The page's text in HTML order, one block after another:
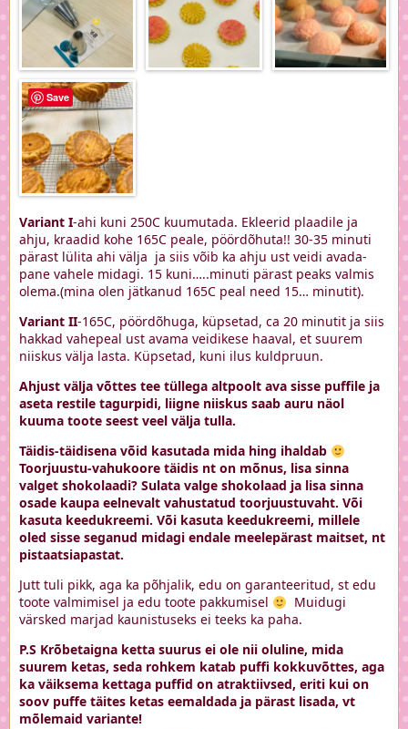
Variant I-ahi kuni 250C kuumutada. Ekleerid plaadile ja
ahju, kraadid kohe 165C peale, pöördõhuta!! 30-35 minuti
pärast lülita ahi välja ja siis võib ka ahju ust veidi avada-
pane vahele midagi. 15 kuni…..minuti pärast peaks valmis
olema.(mina olen jätkanud 165C peal need 15… minutit).
Variant II-165C, pöördõhuga, küpsetad, ca 20 minutit ja siis
hakkad vahepeal ust avama veidikese haaval, et suurem
niiskus välja lasta. Küpsetad, kuni ilus kuldpruun.
Ahjust välja võttes tee tüllega altpoolt ava sisse puffile ja
aseta restile tagurpidi, liigne niiskus saab auru näol
kuuma toote seest veel välja tulla.
Täidis-täidisena võid kasutada mida hing ihaldab
Toorjuustu-vahukoore täidis nt on mõnus, lisa sinna
valget shokolaadi? Sulata valge shokolaad ja lisa sinna
osade kaupa eelnevalt vahustatud toorjuustuvaht. Või
kasuta keedukreemi. Või kasuta keedukreemi, millele
oled sisse seganud midagi endale meelepärast maitset, nt
pistaatsiapastat.
Jutt tuli pikk, aga ka põhjalik, edu on garanteeritud, st edu
toote valmimisel ja edu toote pakkumisel
Muidugi
värsked marjad kaunistuseks ei teeks ka paha.
P.S Krõbetaigna ketta suurus ei ole nii oluline, mida
suurem ketas, seda rohkem katab puffi kokkuvõttes, aga
ka väiksema kettaga puffid on atraktiivsed, eriti kui on
soov puffe täites ketas eemaldada ja pärast lisada, vt
mõlemaid variante!
Save